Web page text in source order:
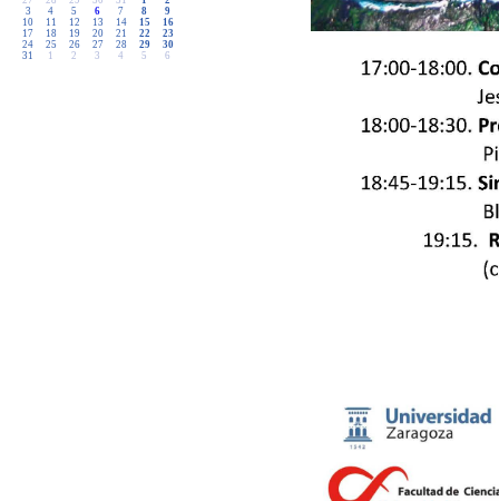
3
4 5 6 7 8
9
10
11 12 13 14 15
16
17
18 19 20 21 22
23
24
25 26 27 28 29
30
31
1 2 3 4 5 6